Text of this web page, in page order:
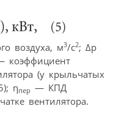
воздуха, м3/с2; Δр
коэффициент
(у крыльчатых
ηпер — КПД
вентилятора.